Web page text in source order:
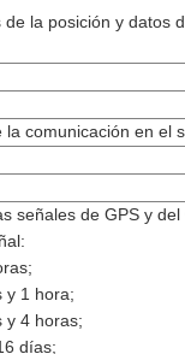
la posición y datos
comunicación en el
señales de GPS y
y 1 hora;
y 4 horas;
días;